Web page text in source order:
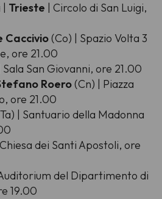
| Trieste | Circolo di San Luigi,
Caccivio(Co) | Spazio Volta 3
ore 21.00
Sala San Giovanni, ore 21.00
Roero(Cn) | Piazza
ore 21.00
| Santuario della Madonna
dei Santi Apostoli, ore
del Dipartimento di
19.00